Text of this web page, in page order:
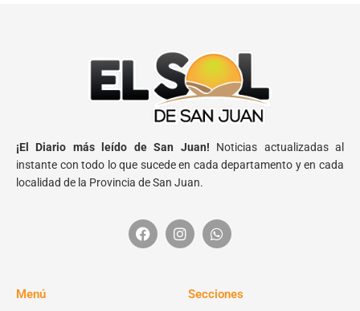
¡El Diario más leído de San Juan! Noticias actualizadas al
instante con todo lo que sucede en cada departamento y en cada
localidad de la Provincia de San Juan.
Menú Secciones